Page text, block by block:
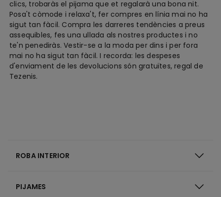
clics, trobaràs el pijama que et regalarà una bona nit.
Posa't còmode i relaxa't, fer compres en línia mai no ha
sigut tan fàcil. Compra les darreres tendències a preus
assequibles, fes una ullada als nostres productes i no
te'n penediràs. Vestir-se a la moda per dins i per fora
mai no ha sigut tan fàcil. I recorda: les despeses
d'enviament de les devolucions són gratuïtes, regal de
Tezenis.
ROBA INTERIOR
PIJAMES